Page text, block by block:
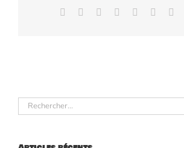
Facebook Reddit LinkedInWhatsApp
Tumblr
Rechercher: